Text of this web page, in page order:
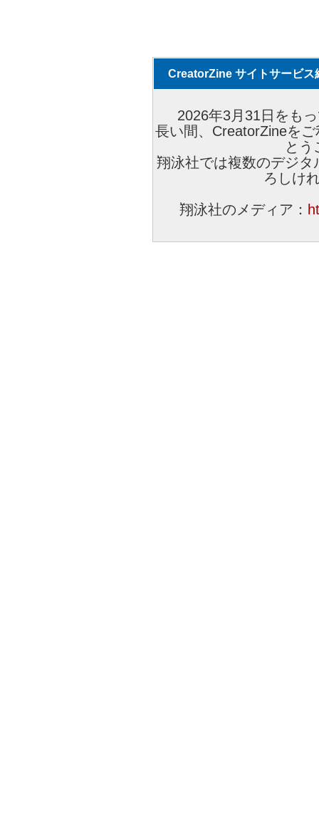
CreatorZine サイトサービス
2026年3月31日をも
長い間、CreatorZineを
とう
翔泳社では複数のデジ
ろしけ
翔泳社のメディア：